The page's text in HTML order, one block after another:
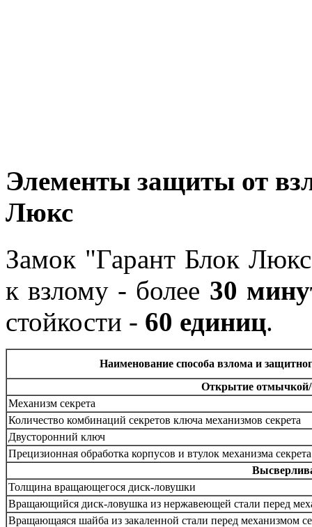
Элементы защиты от
Люкс
Замок "Гарант Блок
к взлому - более 30
стойкости - 60 единиц.
Наименование способа взлома и
Открытие отмычкой/
Механизм секрета
Количество комбинаций секретов ключа механизмов секрета
Двусторонний ключ
Прецизионная обработка корпусов и втулок механизма секрета
Толщина вращающегося диск-ловушки
Вращающийся диск-ловушка из нержавеющей стали перед
Вращающаяся шайба из закаленной стали перед механизмом